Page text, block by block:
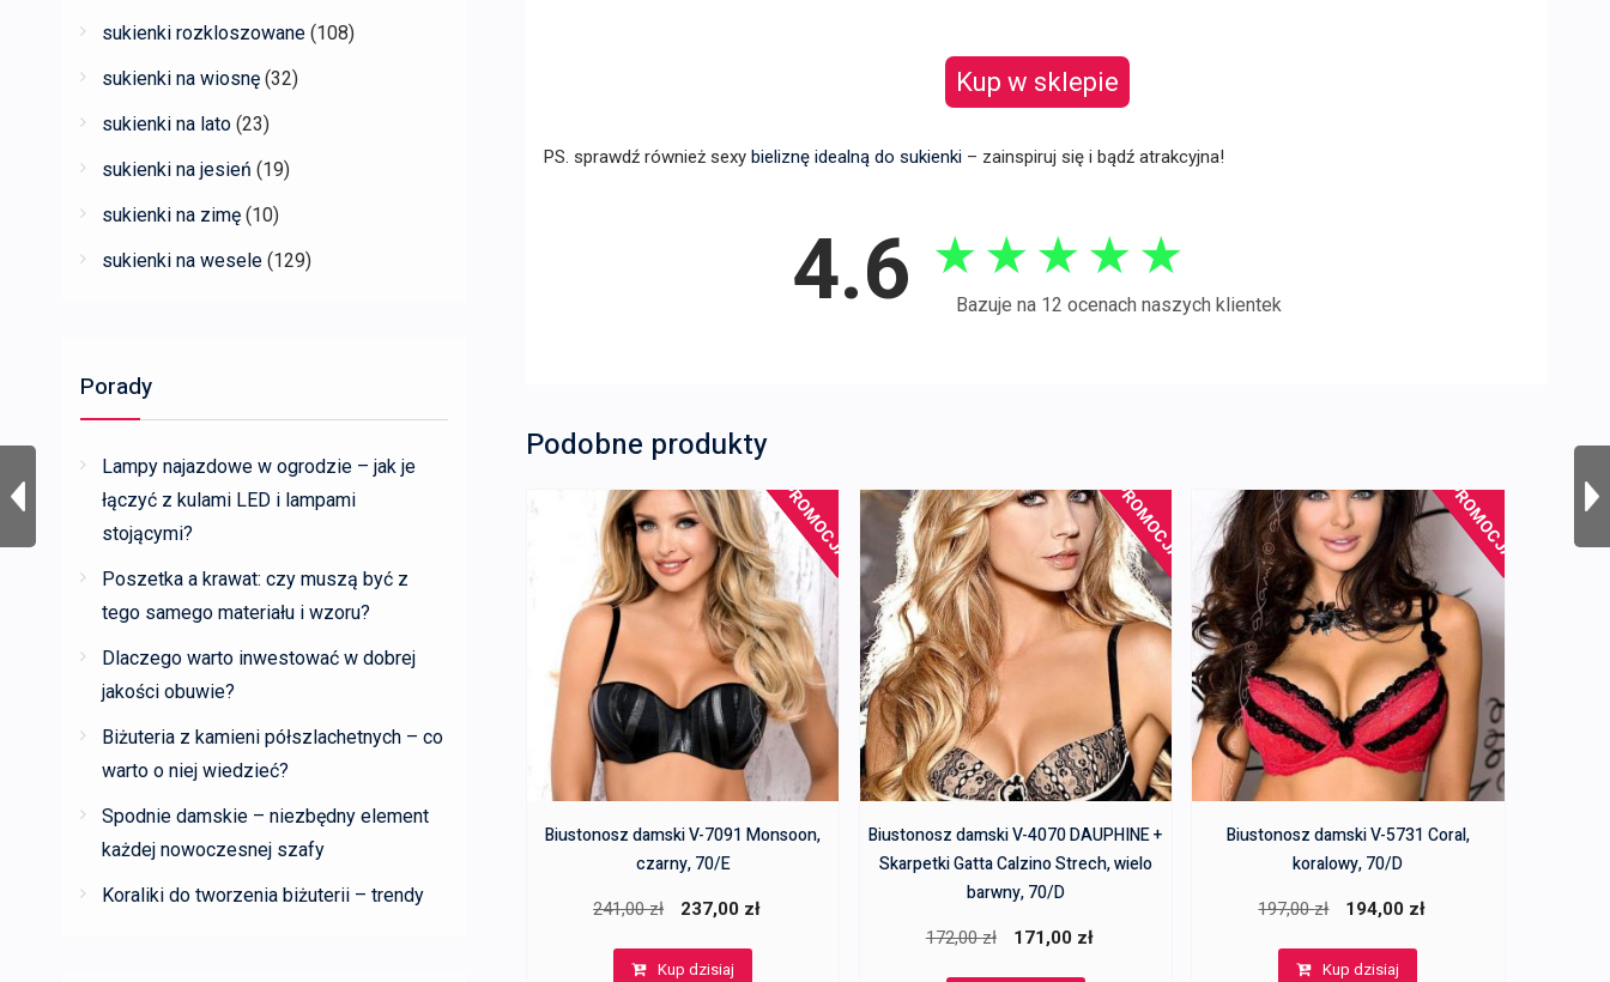
Kup w sklepie
PS. sprawdź również sexy bieliznę idealną do sukienki – zainspiruj się i bądź atrakcyjna!
4.6 ★ ★ ★ ★ ★
Bazuje na 12 ocenach naszych klientek
Podobne produkty
PROMOCJA!
Biustonosz damski V-7091 Monsoon,
czarny, 70/E
241,00zł
Pierwotna
wynosiła:
237,00 zł
Kup dzisiaj
PROMOCJA!
Biustonosz damski V-4070 DAUPHINE +
Skarpetki Gatta Calzino Strech, wielo
barwny, 70/D
172,00zł
Pierwotna
171,00 zł
PROMOCJA!
Biustonosz damski V-5731 Coral,
koralowy, 70/D
197,00zł
Pierwotna
wynosiła:
194,00 zł
Kup dzisiaj
sukienki rozkloszowane (108)
sukienki na wiosnę (32)
sukienki na lato (23)
sukienki na jesień (19)
sukienki na zimę (10)
sukienki na wesele (129)
Porady
Lampy najazdowe w ogrodzie – jak je
łączyć z kulami LED i lampami
stojącymi?
Poszetka a krawat: czy muszą być z
tego samego materiału i wzoru?
Dlaczego warto inwestować w dobrej
jakości obuwie?
Biżuteria z kamieni półszlachetnych – co
warto o niej wiedzieć?
Spodnie damskie – niezbędny element
każdej nowoczesnej szafy
Koraliki do tworzenia biżuterii – trendy